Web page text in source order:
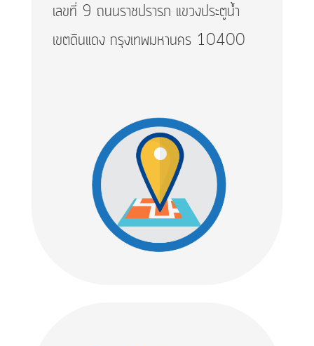
เลขที่ 9 ถนนราชปรารภ แขวงประตูน้ำ
เขตดินแดง กรุงเทพมหานคร 10400